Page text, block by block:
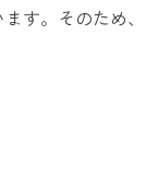
す。そのため、